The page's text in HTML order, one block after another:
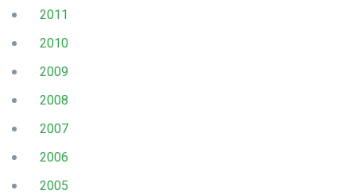
2011
2010
2009
2008
2007
2006
2005